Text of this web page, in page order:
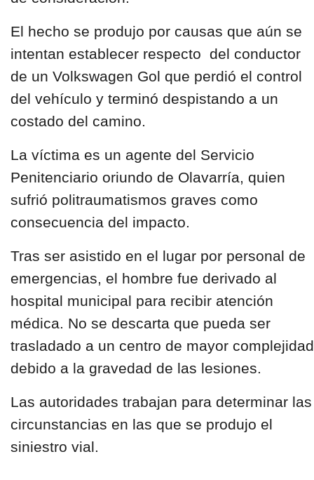
El hecho se produjo por causas que aún se
intentan establecer respecto del conductor
de un Volkswagen Gol que perdió el control
del vehículo y terminó despistando a un
costado del camino.
La víctima es un agente del Servicio
Penitenciario oriundo de Olavarría, quien
sufrió politraumatismos graves como
consecuencia del impacto.
Tras ser asistido en el lugar por personal de
emergencias, el hombre fue derivado al
hospital municipal para recibir atención
médica. No se descarta que pueda ser
trasladado a un centro de mayor complejidad
debido a la gravedad de las lesiones.
Las autoridades trabajan para determinar las
circunstancias en las que se produjo el
siniestro vial.